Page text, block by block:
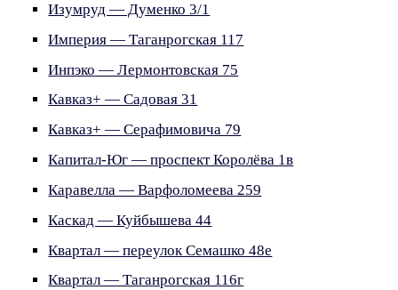
Изумруд — Думенко 3/1
Империя — Таганрогская 117
Инпэко — Лермонтовская 75
Кавказ+ — Садовая 31
Кавказ+ — Серафимовича 79
Капитал-Юг — проспект Королёва 1в
Каравелла — Варфоломеева 259
Каскад — Куйбышева 44
Квартал — переулок Семашко 48е
Квартал — Таганрогская 116г